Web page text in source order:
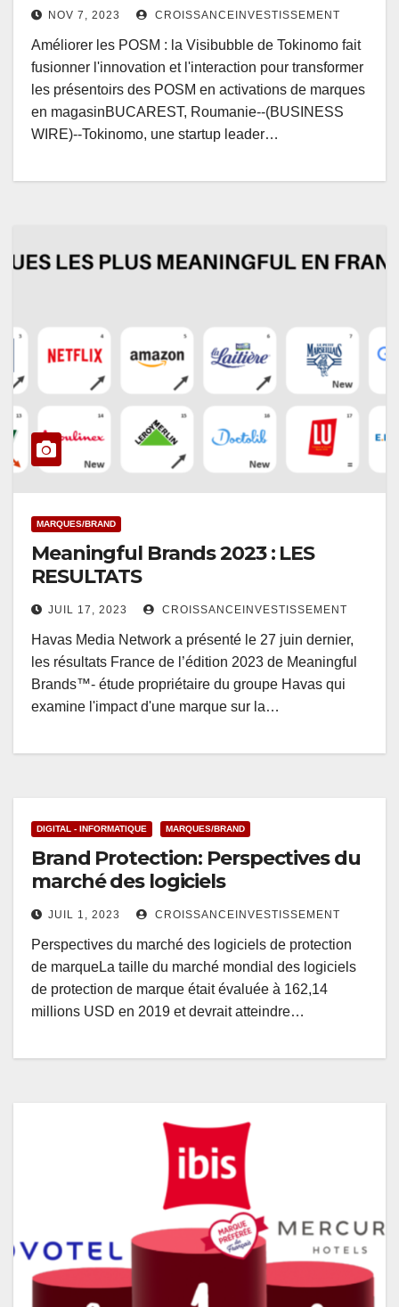
NOV 7, 2023 CROISSANCEINVESTISSEMENT
Améliorer les POSM : la Visibubble de Tokinomo fait
fusionner l'innovation et l'interaction pour transformer
les présentoirs des POSM en activations de marques
en magasinBUCAREST, Roumanie--(BUSINESS
WIRE)--Tokinomo, une startup leader…
MARQUES/BRAND
Meaningful Brands 2023 : LES
RESULTATS
JUIL 17, 2023 CROISSANCEINVESTISSEMENT
Havas Media Network a présenté le 27 juin dernier,
les résultats France de l’édition 2023 de Meaningful
Brands™- étude propriétaire du groupe Havas qui
examine l'impact d'une marque sur la…
DIGITAL - INFORMATIQUE MARQUES/BRAND
Brand Protection: Perspectives du
marché des logiciels
JUIL 1, 2023 CROISSANCEINVESTISSEMENT
Perspectives du marché des logiciels de protection
de marqueLa taille du marché mondial des logiciels
de protection de marque était évaluée à 162,14
millions USD en 2019 et devrait atteindre…